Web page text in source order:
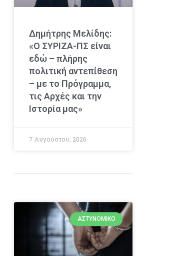
Δημήτρης Μελίδης:
«Ο ΣΥΡΙΖΑ-ΠΣ είναι
εδώ – πλήρης
πολιτική αντεπίθεση
– με το Πρόγραμμα,
τις Αρχές και την
Ιστορία μας»
7 Αυγούστου, 2026
ΑΣΤΥΝΟΜΙΚΌ